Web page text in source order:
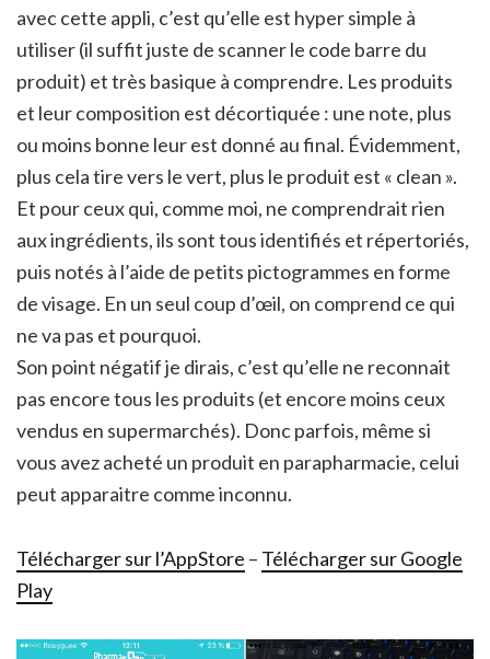
avec cette appli, c’est qu’elle est hyper simple à
utiliser (il suffit juste de scanner le code barre du
produit) et très basique à comprendre. Les produits
et leur composition est décortiquée : une note, plus
ou moins bonne leur est donné au final. Évidemment,
plus cela tire vers le vert, plus le produit est « clean ».
Et pour ceux qui, comme moi, ne comprendrait rien
aux ingrédients, ils sont tous identifiés et répertoriés,
puis notés à l’aide de petits pictogrammes en forme
de visage. En un seul coup d’œil, on comprend ce qui
ne va pas et pourquoi.
Son point négatif je dirais, c’est qu’elle ne reconnait
pas encore tous les produits (et encore moins ceux
vendus en supermarchés). Donc parfois, même si
vous avez acheté un produit en parapharmacie, celui
peut apparaitre comme inconnu.
Télécharger sur l’AppStore – Télécharger sur Google
Play